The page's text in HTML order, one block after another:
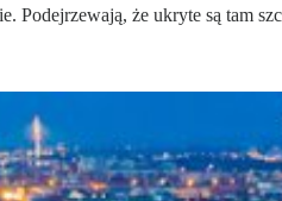
Podejrzewają, że ukryte są tam